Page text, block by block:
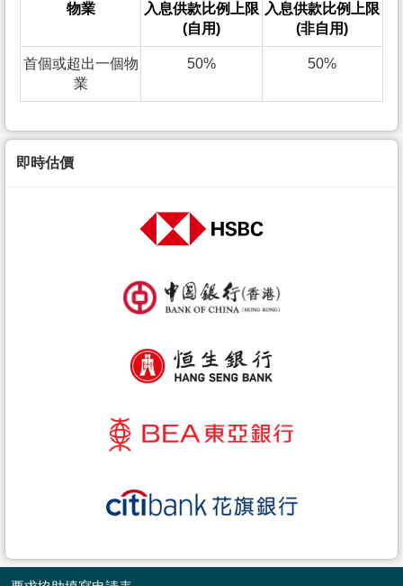
物業
入息供款比例上限
(自用)
入息供款比例上限
(非自用)
首個或超出一個物
業
50% 50%
即時估價